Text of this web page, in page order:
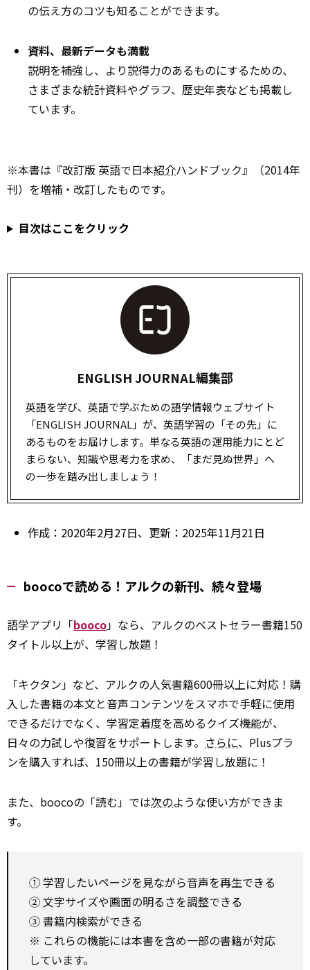
の伝え方のコツも知ることができます。
資料、最新データも満載
説明を補強し、より説得力のあるものにするための、
さまざまな統計資料やグラフ、歴史年表なども掲載し
ています。
※本書は『改訂版 英語で日本紹介ハンドブック』（2014年
刊）を増補・改訂したものです。
目次はここをクリック
ENGLISH JOURNAL編集部
英語を学び、英語で学ぶための語学情報ウェブサイト
「ENGLISH JOURNAL」が、英語学習の「その先」に
あるものをお届けします。単なる英語の運用能力にとど
まらない、知識や思考力を求め、「まだ見ぬ世界」へ
の一歩を踏み出しましょう！
作成：2020年2月27日、更新：2025年11月21日
boocoで読める！アルクの新刊、続々登場
語学アプリ「booco」なら、アルクのベストセラー書籍150
タイトル以上が、学習し放題！
「キクタン」など、アルクの人気書籍600冊以上に対応！購
入した書籍の本文と音声コンテンツをスマホで手軽に使用
できるだけでなく、学習定着度を高めるクイズ機能が、
日々の力試しや復習をサポートします。 さらに、Plusプラ
ンを購入すれば、150冊以上の書籍が学習し放題に！
また、boocoの「読む」では次のような使い方ができま
す。
① 学習したいページを見ながら音声を再生できる
② 文字サイズや画面の明るさを調整できる
③ 書籍内検索ができる
※ これらの機能には本書を含め一部の書籍が対応
しています。